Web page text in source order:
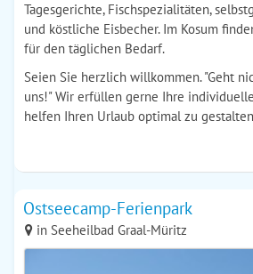
Tagesgerichte, Fischspezialitäten,
und köstliche Eisbecher. Im Kosum
für den täglichen Bedarf.
Seien Sie herzlich willkommen. "Geht
uns!" Wir erfüllen gerne Ihre
helfen Ihren Urlaub optimal zu
Ostseecamp-Ferienpark
in Seeheilbad Graal-Müritz